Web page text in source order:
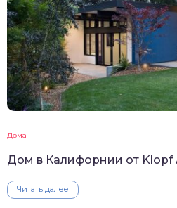
Дома
Дом в Калифорнии от Klopf
Читать далее